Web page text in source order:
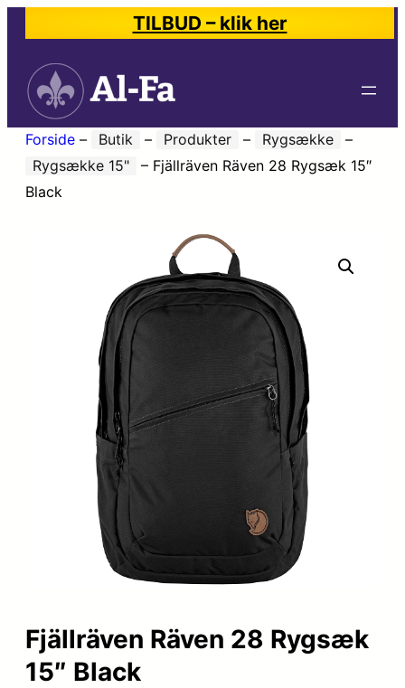
TILBUD – klik her
Forside – Butik – Produkter – Rygsække
–
Rygsække 15"
– Fjällräven Räven 28 Rygsæk 15″
Black
Fjällräven Räven 28 Rygsæk
15″ Black